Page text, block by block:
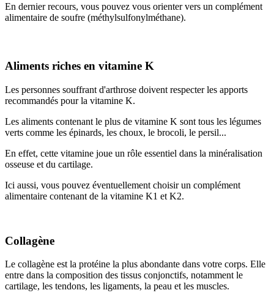
En dernier recours, vous pouvez vous orienter vers un complément
alimentaire de soufre (méthylsulfonylméthane).
Aliments riches en vitamine K
Les personnes souffrant d'arthrose doivent respecter les apports
recommandés pour la vitamine K.
Les aliments contenant le plus de vitamine K sont tous les légumes
verts comme les épinards, les choux, le brocoli, le persil...
En effet, cette vitamine joue un rôle essentiel dans la minéralisation
osseuse et du cartilage.
Ici aussi, vous pouvez éventuellement choisir un complément
alimentaire contenant de la vitamine K1 et K2.
Collagène
Le collagène est la protéine la plus abondante dans votre corps. Elle
entre dans la composition des tissus conjonctifs, notamment le
cartilage, les tendons, les ligaments, la peau et les muscles.